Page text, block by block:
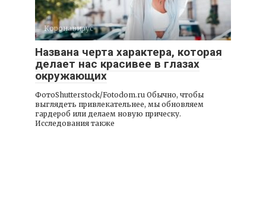
Коронавирус
Названа черта характера, которая
делает нас красивее в глазах
окружающих
ФотоShutterstock/Fotodom.ru Обычно, чтобы
выглядеть привлекательнее, мы обновляем
гардероб или делаем новую прическу.
Исследования также